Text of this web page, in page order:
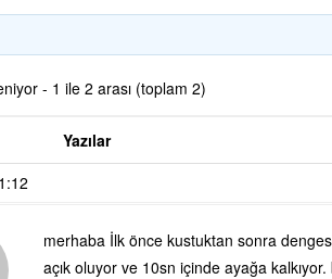
- 1 ile 2 arası (toplam 2)
Yazılar
merhaba İlk önce kustuktan sonra
açık oluyor ve 10sn içinde ayağa